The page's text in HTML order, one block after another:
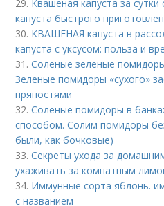
29. Квашеная капуста за
капуста быстрого
30. КВАШЕНАЯ капуста в
капуста с уксусом: польза и
31.Соленые зеленые
Зеленые помидоры «сухого»
пряностями
32.Соленые помидоры в
способом. Солим помидоры
были, как бочковые)
33.Секреты ухода за
ухаживать за комнатным
34. Иммунные сорта яблонь.
с названием